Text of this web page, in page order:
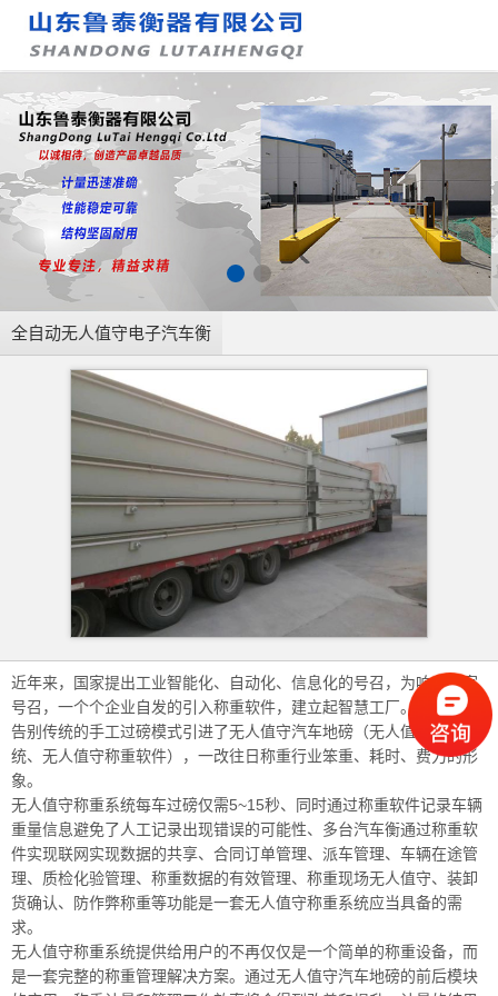
全自动无人值守电子汽车衡
近年来，国家提出工业智能化、自动化、信息化的号召，为响应国家
号召，一个个企业自发的引入称重软件，建立起智慧工厂。企业纷纷
告别传统的手工过磅模式引进了无人值守汽车地磅（无人值守称重系
统、无人值守称重软件），一改往日称重行业笨重、耗时、费力的形
象。
无人值守称重系统每车过磅仅需5~15秒、同时通过称重软件记录车辆
重量信息避免了人工记录出现错误的可能性、多台汽车衡通过称重软
件实现联网实现数据的共享、合同订单管理、派车管理、车辆在途管
理、质检化验管理、称重数据的有效管理、称重现场无人值守、装卸
货确认、防作弊称重等功能是一套无人值守称重系统应当具备的需
求。
无人值守称重系统提供给用户的不再仅仅是一个简单的称重设备，而
是一套完整的称重管理解决方案。通过无人值守汽车地磅的前后模块